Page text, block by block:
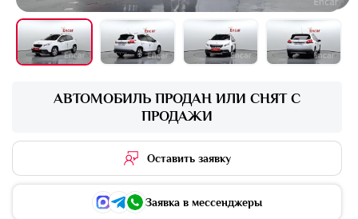
АВТОМОБИЛЬ ПРОДАН ИЛИ СНЯТ С
ПРОДАЖИ
Оставить заявку
Заявка в мессенджеры